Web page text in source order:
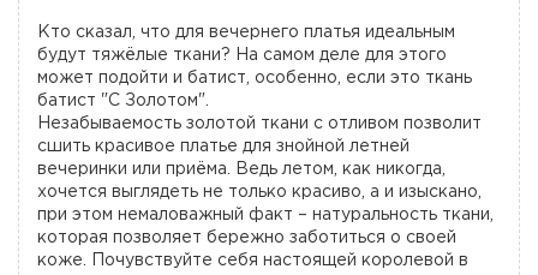
Кто сказал, что для вечернего платья идеальным
будут тяжёлые ткани? На самом деле для этого
может подойти и батист, особенно, если это ткань
батист "С Золотом".
Незабываемость золотой ткани с отливом позволит
сшить красивое платье для знойной летней
вечеринки или приёма. Ведь летом, как никогда,
хочется выглядеть не только красиво, а и изыскано,
при этом немаловажный факт – натуральность ткани,
которая позволяет бережно заботиться о своей
коже. Почувствуйте себя настоящей королевой в